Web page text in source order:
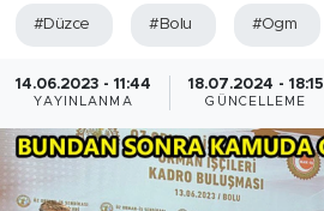
#Düzce #Bolu #Ogm
14.06.2023 - 11:44
YAYINLANMA
18.07.2024 - 18:15
GÜNCELLEME